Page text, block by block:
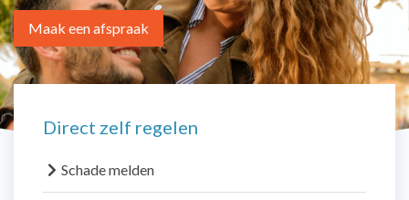
Maak een afspraak
Direct zelf regelen
Schade melden